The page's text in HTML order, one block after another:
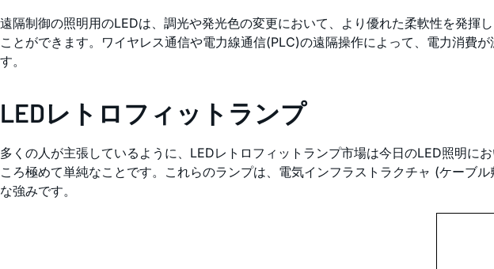
遠隔制御の照明用のLEDは、調光や発光色の変更において、より優れた柔軟性を発
ことができます。ワイヤレス通信や電力線通信(PLC)の遠隔操作によって、電力消費
す。
LEDレトロフィットランプ
多くの人が主張しているように、LEDレトロフィットランプ市場は今日のLED照明に
ころ極めて単純なことです。これらのランプは、電気インフラストラクチャ (ケーブ
な強みです。